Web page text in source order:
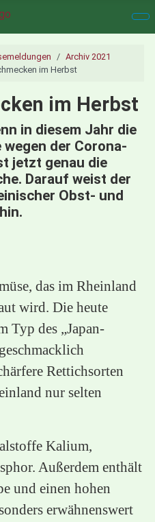
Archiv 2021
im Herbst
im Herbst
in diesem Jahr die
der Corona-
jetzt genau die
Darauf weist der
Obst- und
das im Rheinland
wird. Die heute
Typ des „Japan-
Rettichsorten
nur selten
Kalium,
Außerdem enthält
und einen hohen
erwähnenswert